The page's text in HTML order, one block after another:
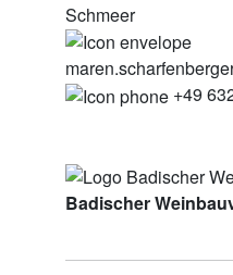
Schmeer
+49
Badischer